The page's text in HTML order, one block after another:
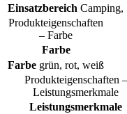
Einsatzbereich Camping,
Produkteigenschaften
– Farbe
Farbe
Farbe grün, rot, weiß
Produkteigenschaften –
Leistungsmerkmale
Leistungsmerkmale